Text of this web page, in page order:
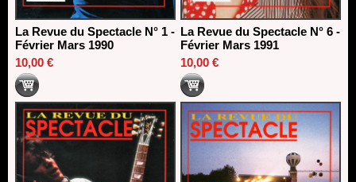
La Revue du Spectacle N° 1 -
Février Mars 1990
10,00 €
La Revue du Spectacle N° 6 -
Février Mars 1991
10,00 €